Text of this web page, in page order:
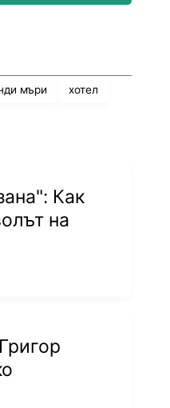
мъри хотел
Как
на